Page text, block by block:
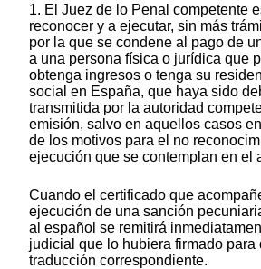
1. El Juez de lo Penal competente
reconocer y a ejecutar, sin más
por la que se condene al pago de
a una persona física o jurídica que
obtenga ingresos o tenga su
social en España, que haya sido
transmitida por la autoridad
emisión, salvo en aquellos casos
de los motivos para el no
ejecución que se contemplan en el
Cuando el certificado que
ejecución de una sanción
al español se remitirá
judicial que lo hubiera firmado para
traducción correspondiente.